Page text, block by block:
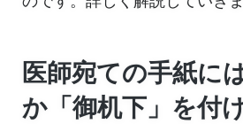
医師宛ての手紙に
か「御机下」を付